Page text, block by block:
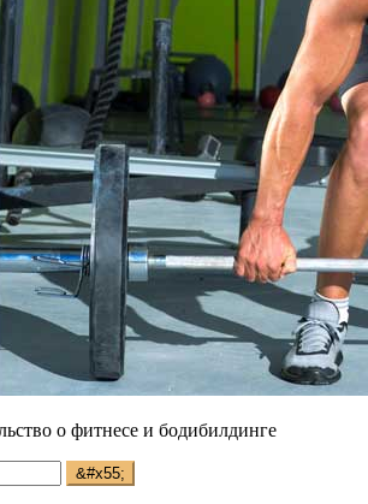
о фитнесе и бодибилдинге